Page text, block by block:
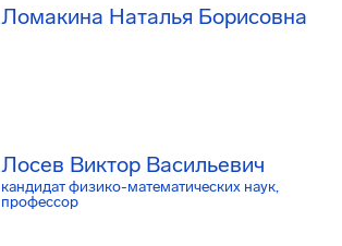
Ломакина Наталья Борисовна
Лосев Виктор Васильевич
кандидат физико-математических наук,
профессор